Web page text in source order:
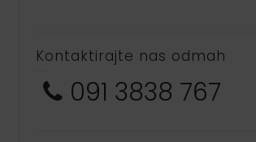
Kontaktirajte nas odmah
091 3838 767